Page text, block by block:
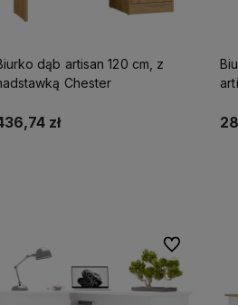
dąb artisan 120 cm, z
Chester
zł
Do ulubionych